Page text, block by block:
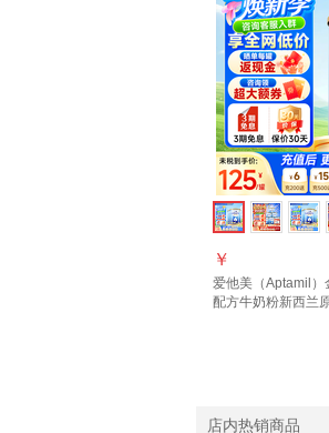
￥
爱他美（Aptamil
配方牛奶粉新西兰
店内热销商品